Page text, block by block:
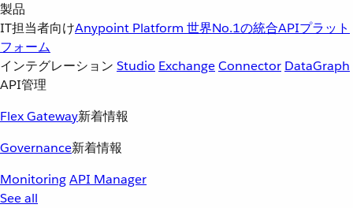
製品
IT担当者向けAnypoint Platform 世界No.1の統合APIプラット
フォーム
インテグレーション Studio ExchangeConnector DataGraph
API管理
Flex Gateway新着情報
Governance新着情報
MonitoringAPI Manager
See all